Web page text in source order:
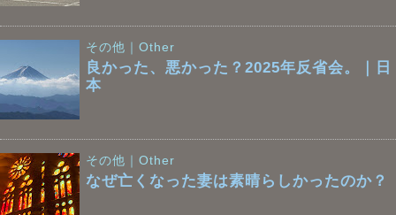
その他｜Other
良かった、悪かった？2025年反省会。｜日
本
その他｜Other
なぜ亡くなった妻は素晴らしかったのか？